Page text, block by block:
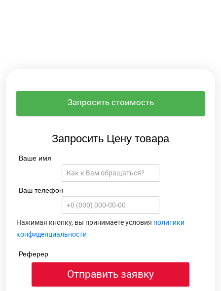
Запросить стоимость
Запросить Цену товара
Ваше имя
Ваш телефон
Нажимая кнопку, вы принимаете условия политики
конфиденциальности
Реферер
Отправить заявку